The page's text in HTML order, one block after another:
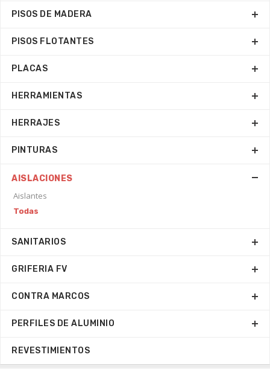
PISOS DE MADERA
PISOS FLOTANTES
PLACAS
HERRAMIENTAS
HERRAJES
PINTURAS
AISLACIONES
Aislantes
Todas
SANITARIOS
GRIFERIA FV
CONTRA MARCOS
PERFILES DE ALUMINIO
REVESTIMIENTOS